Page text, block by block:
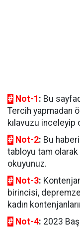
# Not-1 : Bu
Tercih yapmadan
kılavuzu inceleyip
# Not-2: Bu
tabloyu tam
okuyunuz.
# Not-3:
birincisi,
kadın
# Not-4: 2023